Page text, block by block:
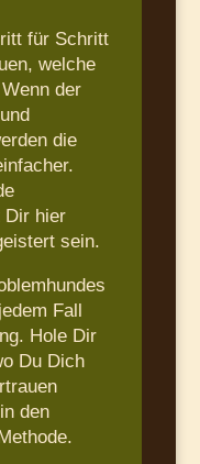
für Schritt
welche
der
die
hier
sein.
Fall
Hole Dir
Du Dich
den